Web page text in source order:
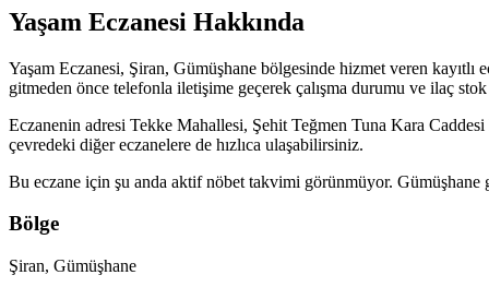
Yaşam Eczanesi Hakkında
Yaşam Eczanesi, Şiran, Gümüşhane bölgesinde hizmet veren kayıtlı
gitmeden önce telefonla iletişime geçerek çalışma durumu ve ilaç
Eczanenin adresi Tekke Mahallesi, Şehit Teğmen Tuna Kara
çevredeki diğer eczanelere de hızlıca ulaşabilirsiniz.
Bu eczane için şu anda aktif nöbet takvimi görünmüyor. Gümüşhane
Bölge
Şiran, Gümüşhane